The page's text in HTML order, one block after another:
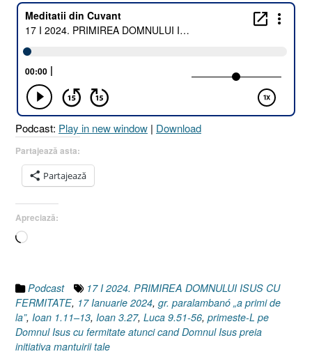
2024.
PRIMIREA
DOMNULUI
3.27
I
Podcast: Play in new window | Download
Partajează asta:
Partajează
Apreciază:
Încarc...
Podcast
17 I 2024. PRIMIREA DOMNULUI ISUS CU
FERMITATE, 17 Ianuarie 2024, gr. paralambanó „a primi de
la”, Ioan 1.11–13, Ioan 3.27, Luca 9.51-56, primeste-L pe
Domnul Isus cu fermitate atunci cand Domnul Isus preia
initiativa mantuirii tale